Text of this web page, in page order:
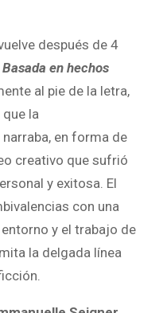
después de 4
Basada en hechos
al pie de la letra,
la
narraba, en forma de
creativo que sufrió
y exitosa. El
con una
y el trabajo de
la delgada línea